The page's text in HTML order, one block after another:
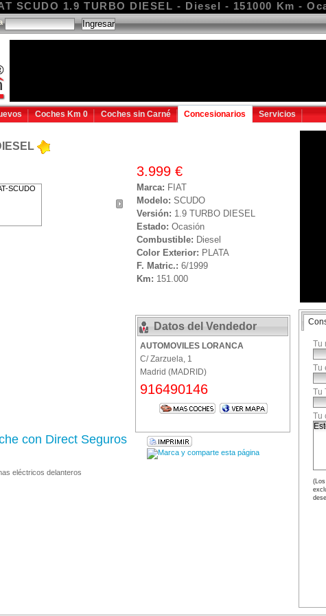
SCUDO 1.9 TURBO DIESEL - Diesel - 151000 Km -
Coches Km 0 Coches sin Carné Concesionarios Servicios
3.999 €
Marca: FIAT
Modelo: SCUDO
Versión: 1.9 TURBO DIESEL
Estado: Ocasión
Combustible: Diesel
Color Exterior: PLATA
F. Matric.: 6/1999
Km: 151.000
Datos del Vendedor
AUTOMOVILES LORANCA
C/ Zarzuela, 1
Madrid (MADRID)
916490146
Tu
Tu
Tu
Tu
con Direct Seguros
eléctricos delanteros